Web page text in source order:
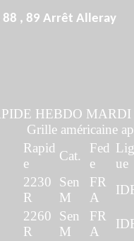
88 , 89 Arrêt Alleray
HEBDO
Grille américaine
Rapid
e
Cat.
Fed
e
Lig
ue
2230
R
Sen
M
FR
A
2260
R
Sen
M
FR
A